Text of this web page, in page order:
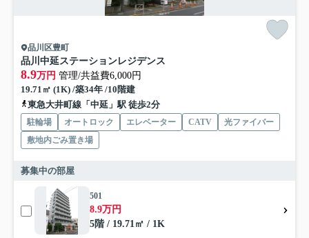
品川区豊町
品川中延ステーションレジデンス
8.9万円 管理/共益費6,000円
19.71㎡ (1K) /築34年 /10階建
東急大井町線「中延」駅 徒歩2分
駐輪場 オートロック エレベーター CATV
光ファイバー
敷地内ごみ置き場
募集中の部屋
501
8.9万円
5階 / 19.71㎡ / 1K